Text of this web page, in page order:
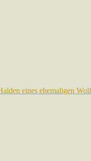
eines ehemaligen